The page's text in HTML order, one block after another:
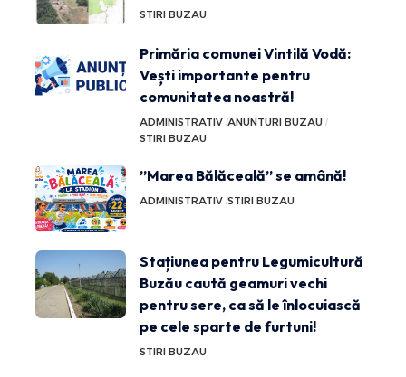
STIRI BUZAU
Primăria comunei Vintilă Vodă:
Vești importante pentru
comunitatea noastră!
ADMINISTRATIV ANUNTURI BUZAU
STIRI BUZAU
”Marea Bălăceală” se amână!
ADMINISTRATIV STIRI BUZAU
Stațiunea pentru Legumicultură
Buzău caută geamuri vechi
pentru sere, ca să le înlocuiască
pe cele sparte de furtuni!
STIRI BUZAU